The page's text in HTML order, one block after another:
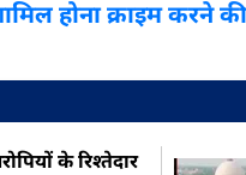
होना क्राइम करने की
के रिश्तेदार